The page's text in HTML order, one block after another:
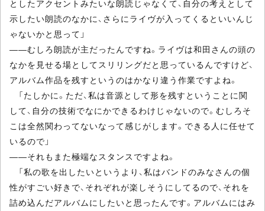
としたアクセントみたいな朗読じゃなくて、自分の考えとして
示したい朗読のなかに、さらにライヴが入ってくるといいんじ
ゃないかと思って」
――むしろ朗読が主だったんですね。ライヴは和田さんの頭の
なかを見せる場としてスリリングだと思っているんですけど、
アルバム作品を残すというのはかなり違う作業ですよね。
「たしかに。ただ、私は音源として形を残すということに関
して、自分の技術でなにかできるわけじゃないので。むしろそ
こは全然関わってないなって感じがします。できる人に任せて
いるので」
――それもまた極端なスタンスですよね。
「私の歌を出したいというより、私はバンドのみなさんの個
性がすごい好きで、それぞれが楽しそうにしてるので、それを
詰め込んだアルバムにしたいと思ったんです。アルバムにはみ